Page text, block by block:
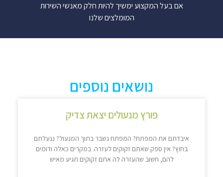
אם בעל המקצוע ימשיך להיות חלק מאנשי השירות
המומלצים שלנו
נושאים נוספים
פורץ מנעולים יצאת צדיק
איבדתם את המפתח? המפתח נשבר בתוך המנעול? ננעלתם
בחוץ? אין ספק שאתם זקוקים לעזרה. במקרים כאלה ודומים
להם, חשוב שהעזרה לה אתם זקוקים תגיע מאיש